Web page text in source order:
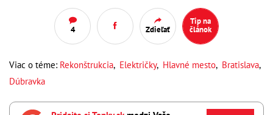
4 Zdieľať
Tip na
článok
Viac o téme: Rekonštrukcia, Električky, Hlavné mesto, Bratislava,
Dúbravka